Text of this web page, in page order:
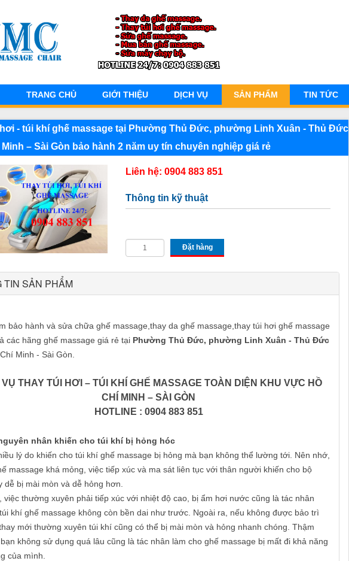
TRANG CHỦ GIỚI THIỆU DỊCH VỤ SẢN PHẨM TIN TỨC
- túi khí ghế massage tại Phường Thủ Đức, phường Linh Xuân - Thủ Đức
Minh – Sài Gòn bảo hành 2 năm uy tín chuyên nghiệp giá rẻ
Liên hệ: 0904 883 851
Thông tin kỹ thuật
Đặt hàng
TIN SẢN PHẨM
bảo hành và sửa chữa ghế massage,thay da ghế massage,thay túi hơi ghế massage
các hãng ghế massage giá rẻ tại Phường Thủ Đức, phường Linh Xuân - Thủ Đức
Minh - Sài Gòn.
VỤ THAY TÚI HƠI – TÚI KHÍ GHẾ MASSAGE TOÀN DIỆN KHU VỰC HỒ
CHÍ MINH – SÀI GÒN
HOTLINE : 0904 883 851
nhân khiến cho túi khí bị hỏng hóc
lý do khiến cho túi khí ghế massage bị hỏng mà bạn không thể lường tới. Nên nhớ,
massage khá mỏng, việc tiếp xúc và ma sát liên tục với thân người khiến cho bộ
dễ bị mài mòn và dễ hỏng hơn.
việc thường xuyên phải tiếp xúc với nhiệt độ cao, bị ẩm hơi nước cũng là tác nhân
khí ghế massage không còn bền dai như trước. Ngoài ra, nếu không được bảo trì
mới thường xuyên túi khí cũng có thể bị mài mòn và hỏng nhanh chóng. Thậm
không sử dụng quá lâu cũng là tác nhân làm cho ghế massage bị mất đi khả năng
của mình.